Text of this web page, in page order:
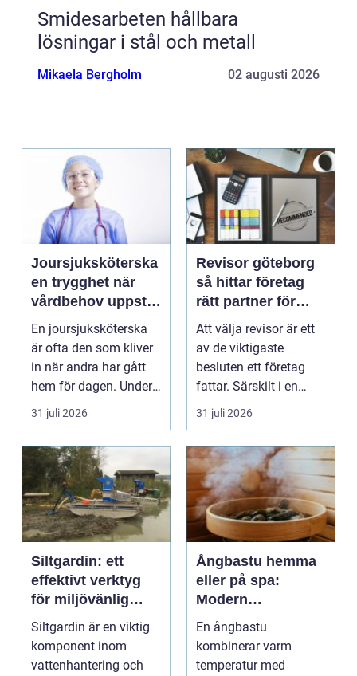
Smidesarbeten hållbara
lösningar i stål och metall
Mikaela Bergholm 02 augusti 2026
Joursjuksköterska
en trygghet när
vårdbehov uppstår
dygnet runt
En joursjuksköterska
är ofta den som kliver
in när andra har gått
hem för dagen. Under
sena kvällar,...
31 juli 2026
Revisor göteborg
så hittar företag
rätt partner för
trygg tillväxt
Att välja revisor är ett
av de viktigaste
besluten ett företag
fattar. Särskilt i en
företagsintensi...
31 juli 2026
Siltgardin: ett
effektivt verktyg
för miljövänlig
vattenhantering
Siltgardin är en viktig
komponent inom
vattenhantering och
Ångbastu hemma
eller på spa:
Modern
återhämtning med
uråldrig logik
En ångbastu
kombinerar varm
temperatur med